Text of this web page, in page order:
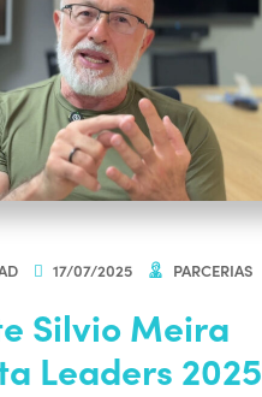
17/07/2025 PARCERIAS
Silvio Meira
Leaders 2025